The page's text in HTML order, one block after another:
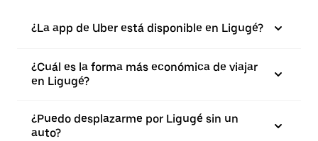
¿La app de Uber está disponible en Ligugé?
¿Cuál es la forma más económica de viajar
en Ligugé?
¿Puedo desplazarme por Ligugé sin un
auto?